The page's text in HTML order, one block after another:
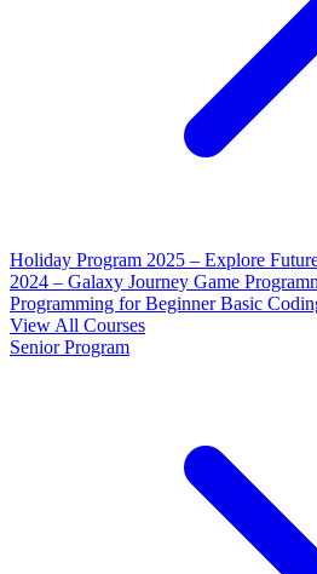
Holiday Program 2025 – Explore
2024 – Galaxy Journey Game
Programming for Beginner Basic
View All Courses
Senior Program